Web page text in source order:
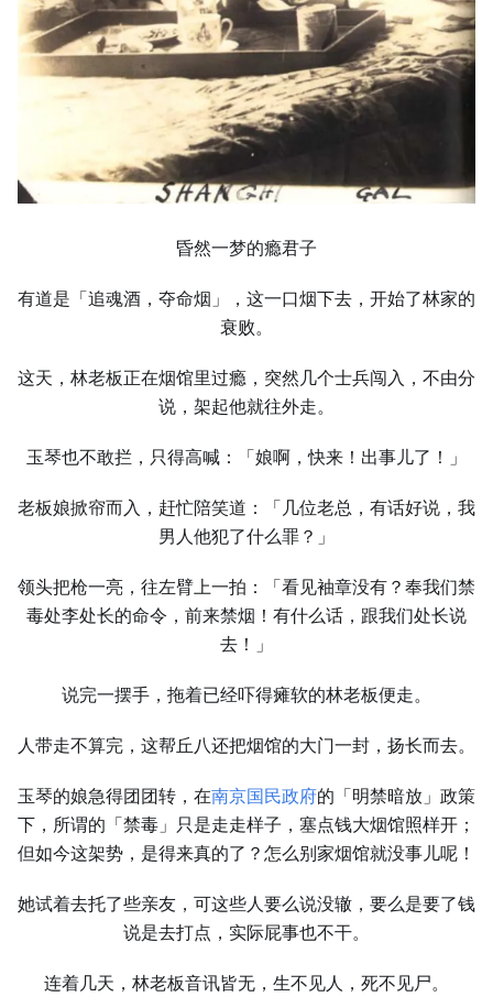
昏然一梦的瘾君子
有道是「追魂酒，夺命烟」，这一口烟下去，开始了林家的
衰败。
这天，林老板正在烟馆里过瘾，突然几个士兵闯入，不由分
说，架起他就往外走。
玉琴也不敢拦，只得高喊：「娘啊，快来！出事儿了！」
老板娘掀帘而入，赶忙陪笑道：「几位老总，有话好说，我
男人他犯了什么罪？」
领头把枪一亮，往左臂上一拍：「看见袖章没有？奉我们禁
毒处李处长的命令，前来禁烟！有什么话，跟我们处长说
去！」
说完一摆手，拖着已经吓得瘫软的林老板便走。
人带走不算完，这帮丘八还把烟馆的大门一封，扬长而去。
玉琴的娘急得团团转，在南京国民政府的「明禁暗放」政策
下，所谓的「禁毒」只是走走样子，塞点钱大烟馆照样开；
但如今这架势，是得来真的了？怎么别家烟馆就没事儿呢！
她试着去托了些亲友，可这些人要么说没辙，要么是要了钱
说是去打点，实际屁事也不干。
连着几天，林老板音讯皆无，生不见人，死不见尸。